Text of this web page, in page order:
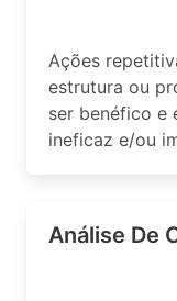
Ações
estrutura ou
ser benéfico e
ineficaz e/ou
Análise De